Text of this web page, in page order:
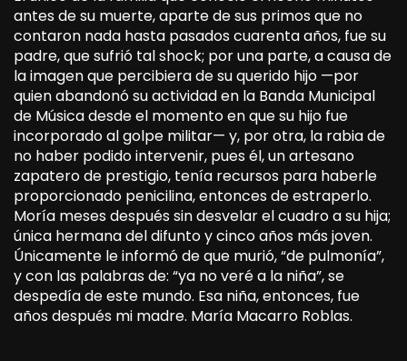
antes de su muerte, aparte de sus primos que no
contaron nada hasta pasados cuarenta años, fue su
padre, que sufrió tal shock; por una parte, a causa de
la imagen que percibiera de su querido hijo —por
quien abandonó su actividad en la Banda Municipal
de Música desde el momento en que su hijo fue
incorporado al golpe militar— y, por otra, la rabia de
no haber podido intervenir, pues él, un artesano
zapatero de prestigio, tenía recursos para haberle
proporcionado penicilina, entonces de estraperlo.
Moría meses después sin desvelar el cuadro a su hija;
única hermana del difunto y cinco años más joven.
Únicamente le informó de que murió, “de pulmonía”,
y con las palabras de: “ya no veré a la niña”, se
despedía de este mundo. Esa niña, entonces, fue
años después mi madre. María Macarro Roblas.